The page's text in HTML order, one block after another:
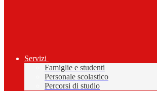
Servizi
Famiglie e studenti
Personale scolastico
Percorsi di studio